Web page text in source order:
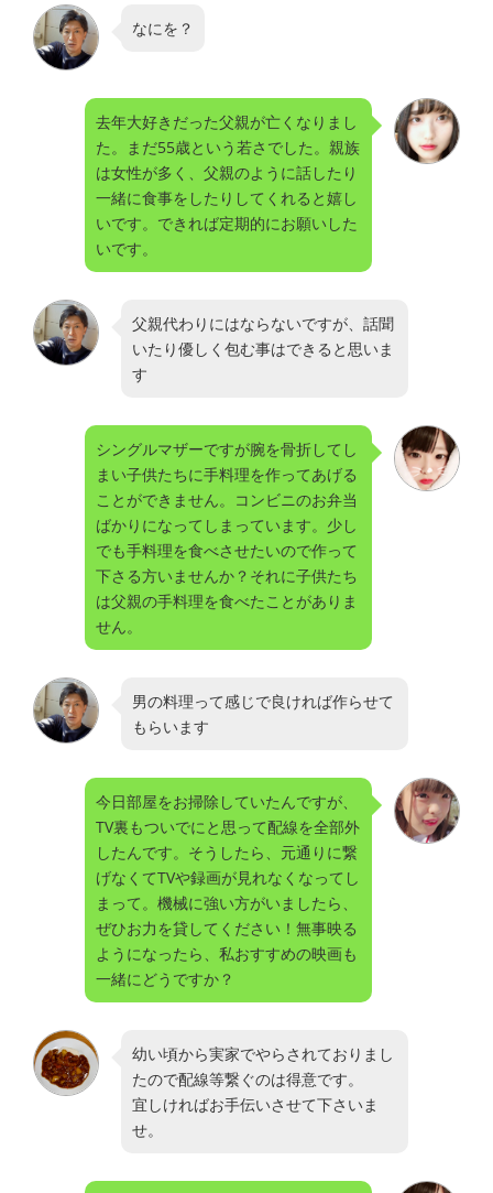
なにを？
去年大好きだった父親が亡くなりまし
た。まだ55歳という若さでした。親族
は女性が多く、父親のように話したり
一緒に食事をしたりしてくれると嬉し
いです。できれば定期的にお願いした
いです。
父親代わりにはならないですが、話聞
いたり優しく包む事はできると思いま
す
シングルマザーですが腕を骨折してし
まい子供たちに手料理を作ってあげる
ことができません。コンビニのお弁当
ばかりになってしまっています。少し
でも手料理を食べさせたいので作って
下さる方いませんか？それに子供たち
は父親の手料理を食べたことがありま
せん。
男の料理って感じで良ければ作らせて
もらいます
今日部屋をお掃除していたんですが、
TV裏もついでにと思って配線を全部外
したんです。そうしたら、元通りに繋
げなくてTVや録画が見れなくなってし
まって。機械に強い方がいましたら、
ぜひお力を貸してください！無事映る
ようになったら、私おすすめの映画も
一緒にどうですか？
幼い頃から実家でやらされておりまし
たので配線等繋ぐのは得意です。
宜しければお手伝いさせて下さいま
せ。